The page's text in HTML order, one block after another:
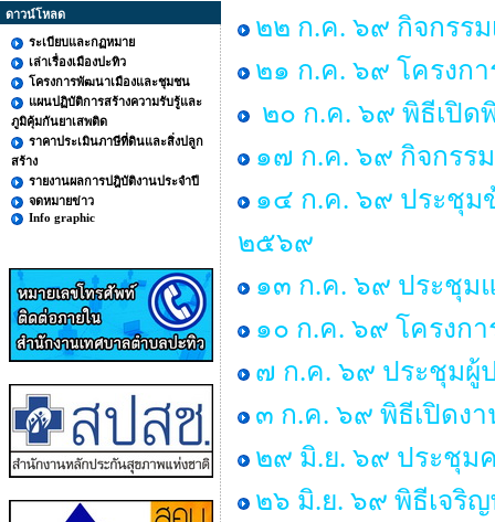
ดาวน์โหลด
ระเบียบและกฏหมาย
เล่าเรื่องเมืองปะทิว
โครงการพัฒนาเมืองและชุมชน
แผนปฏิบัติการสร้างความรับรู้และ
ภูมิคุ้มกันยาเสพติด
ราคาประเมินภาษีที่ดินและสิ่งปลูก
สร้าง
รายงานผลการปฎิบัติงานประจำปี
จดหมายข่าว
Info graphic
๒๒ ก.ค. ๖๙ กิจกรร
๒๑ ก.ค. ๖๙ โครงก
๒๐ ก.ค. ๖๙ พิธีเปิ
๑๗ ก.ค. ๖๙ กิจกรร
๑๔ ก.ค. ๖๙ ประชุม
๒๕๖๙
๑๓ ก.ค. ๖๙ ประชุม
๑๐ ก.ค. ๖๙ โครงก
๗ ก.ค. ๖๙ ประชุมผู้
๓ ก.ค. ๖๙ พิธีเปิดงา
๒๙ มิ.ย. ๖๙ ประชุม
๒๖ มิ.ย. ๖๙ พิธีเจริ